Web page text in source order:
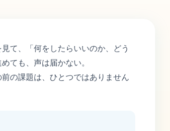
て、「何をしたらいいのか、どう
ても、声は届かない。
の課題は、ひとつではありません